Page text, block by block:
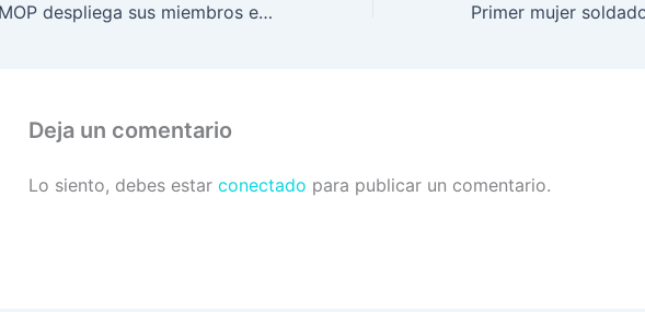
PMOP despliega sus miembros en resguardo de la población
Deja un comentario
Lo siento, debes estar conectado para publicar un comentario.